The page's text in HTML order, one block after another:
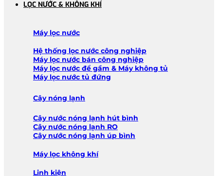
LỌC NƯỚC & KHÔNG KHÍ
Máy lọc nước
Hệ thống lọc nước công nghiệp
Máy lọc nước bán công nghiệp
Máy lọc nước để gầm & Máy không tủ
Máy lọc nước tủ đứng
Cây nóng lạnh
Cây nước nóng lạnh hút bình
Cây nước nóng lạnh RO
Cây nước nóng lạnh úp bình
Máy lọc không khí
Linh kiện